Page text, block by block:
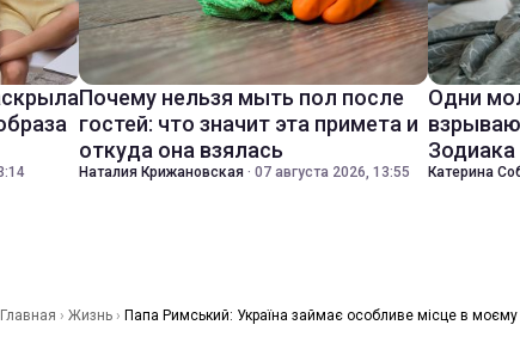
Почему нельзя мыть пол после
гостей: что значит эта примета и
откуда она взялась
Наталия Крижановская · 07 августа 2026, 13:55
Одни
Катерина
Главная › Жизнь › Папа Римський: Україна займає особливе місце в моєму